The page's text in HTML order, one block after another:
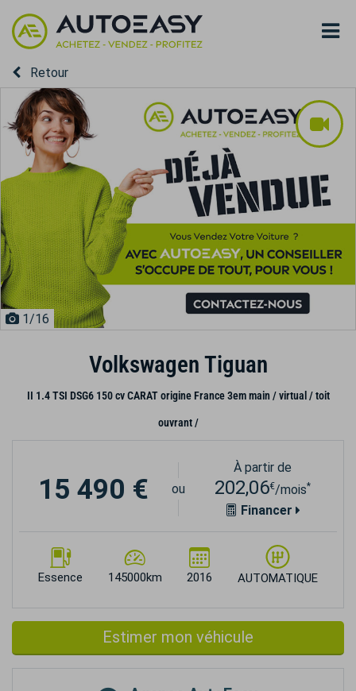
Retour
1/16
Volkswagen Tiguan
II 1.4 TSI DSG6 150 cv CARAT origine France 3em main / virtual / toit
ouvrant /
Essence 145000km 2016 AUTOMATIQUE
15 490 € ou
À partir de
202,06€/mois*
Financer
Estimer mon véhicule